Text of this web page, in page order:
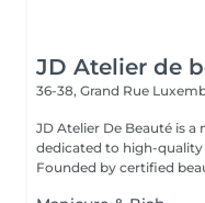
JD Atelier de
36-38, Grand Rue
JD Atelier De Beauté is
dedicated to high-quality
Founded by certified